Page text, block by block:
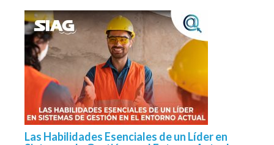
Las Habilidades Esenciales de un Líder en